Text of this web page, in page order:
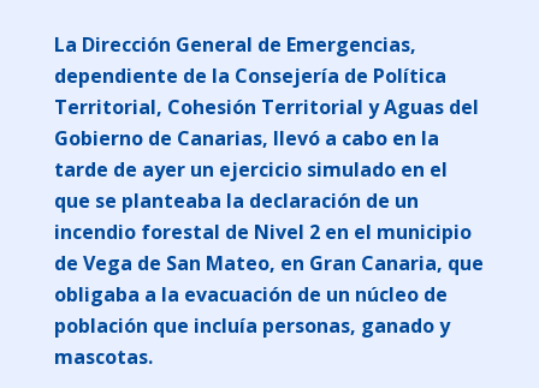
La Dirección General de Emergencias,
dependiente de la Consejería de Política
Territorial, Cohesión Territorial y Aguas del
Gobierno de Canarias, llevó a cabo en la
tarde de ayer un ejercicio simulado en el
que se planteaba la declaración de un
incendio forestal de Nivel 2 en el municipio
de Vega de San Mateo, en Gran Canaria, que
obligaba a la evacuación de un núcleo de
población que incluía personas, ganado y
mascotas.